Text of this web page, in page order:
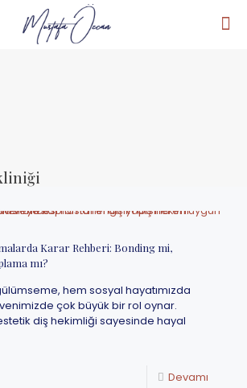
Karar Rehberi: Bonding mi,
mı?
hem sosyal hayatımızda
çok büyük bir rol oynar.
diş hekimliği sayesinde hayal
Devamı